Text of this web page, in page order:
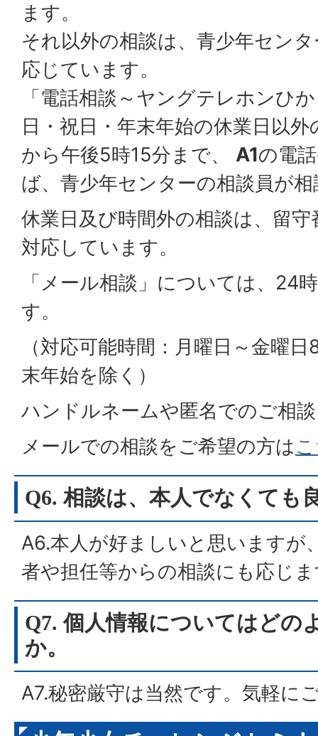
ます。
それ以外の相談は、青少年セン
応じています。
「電話相談～ヤングテレホンひ
日・祝日・年末年始の休業日以
から午後5時15分まで、 A1の電
ば、青少年センターの相談員が
休業日及び時間外の相談は、留
対応しています。
「メール相談」については、24
す。
（対応可能時間：月曜日～金曜
末年始を除く）
ハンドルネームや匿名でのご相
メールでの相談をご希望の方は
Q6. 相談は、本人でなくても
A6.本人が好ましいと思いますが
者や担任等からの相談にも応じ
Q7. 個人情報についてはどの
か。
A7.秘密厳守は当然です。気軽に